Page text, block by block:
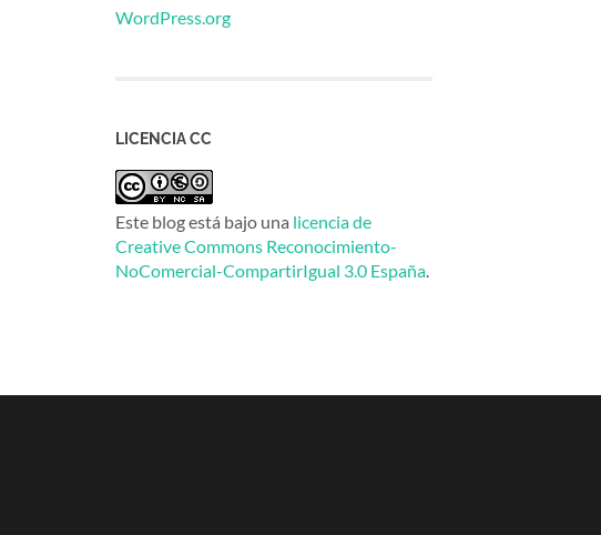
WordPress.org
LICENCIA CC
Este blog está bajo una licencia de
Creative Commons Reconocimiento-
NoComercial-CompartirIgual 3.0 España.